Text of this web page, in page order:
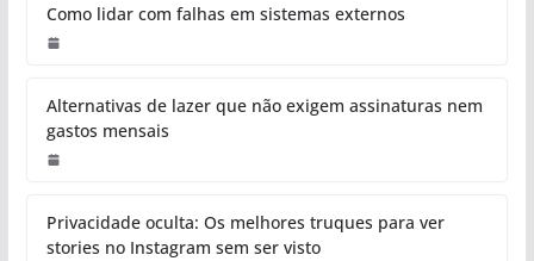
Como lidar com falhas em sistemas externos
Alternativas de lazer que não exigem assinaturas nem
gastos mensais
Privacidade oculta: Os melhores truques para ver
stories no Instagram sem ser visto